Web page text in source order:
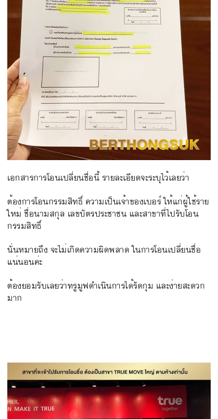
เอกสารการโอนเปลี่ยนชื่อนี้ รายละเอียดจะระบุไว้เลยว่า
ต้องการโอนกรรมสิทธิ์ ความเป็นเจ้าของเบอร์ ให้แก่ผู้ใช้ราย
ใหม่ ชื่อนามสกุล เลขบัตรประชาชน และสาขาที่ไปรับโอน
กรรมสิทธิ์
นั่นหมายถึง จะไม่เกิดความผิดพลาด ในการโอนเปลี่ยนชื่อ
แน่นอนค่ะ
ต้องยอมรับเลยว่าทรูมูฟดำเนินการได้รัดกุม และง่ายสะดวก
มาก